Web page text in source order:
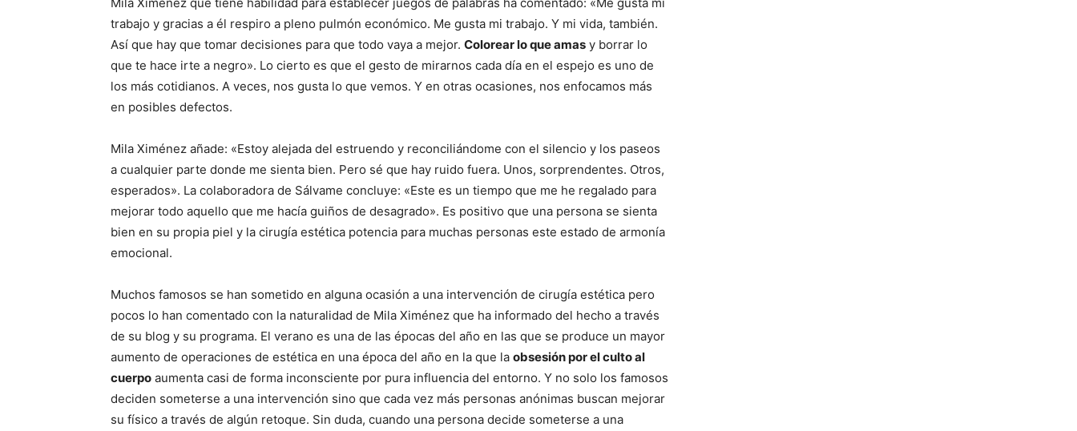
trabajo y gracias a él respiro a pleno pulmón económico. Me gusta mi trabajo. Y mi vida, también.
Así que hay que tomar decisiones para que todo vaya a mejor. Colorear lo que amas y borrar lo
que te hace irte a negro». Lo cierto es que el gesto de mirarnos cada día en el espejo es uno de
los más cotidianos. A veces, nos gusta lo que vemos. Y en otras ocasiones, nos enfocamos más
en posibles defectos.
Mila Ximénez añade: «Estoy alejada del estruendo y reconciliándome con el silencio y los paseos
a cualquier parte donde me sienta bien. Pero sé que hay ruido fuera. Unos, sorprendentes. Otros,
esperados». La colaboradora de Sálvame concluye: «Este es un tiempo que me he regalado para
mejorar todo aquello que me hacía guiños de desagrado». Es positivo que una persona se sienta
bien en su propia piel y la cirugía estética potencia para muchas personas este estado de armonía
emocional.
Muchos famosos se han sometido en alguna ocasión a una intervención de cirugía estética pero
pocos lo han comentado con la naturalidad de Mila Ximénez que ha informado del hecho a través
de su blog y su programa. El verano es una de las épocas del año en las que se produce un mayor
aumento de operaciones de estética en una época del año en la que la obsesión por el culto al
cuerpo aumenta casi de forma inconsciente por pura influencia del entorno. Y no solo los famosos
deciden someterse a una intervención sino que cada vez más personas anónimas buscan mejorar
su físico a través de algún retoque. Sin duda, cuando una persona decide someterse a una